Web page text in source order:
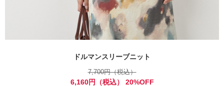
ドルマンスリーブニット
7,700円（税込）
6,160円（税込） 20%OFF